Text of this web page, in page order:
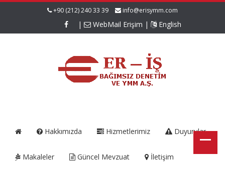
+90 (212) 240 33 39 info@erisymm.com
| WebMail Erişim | English
Hakkımızda Hizmetlerimiz Duyurular
Makaleler Güncel Mevzuat İletişim